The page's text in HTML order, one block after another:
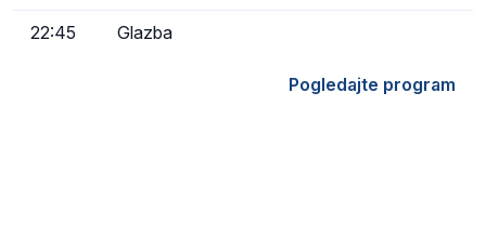
22:45 Glazba
Pogledajte program